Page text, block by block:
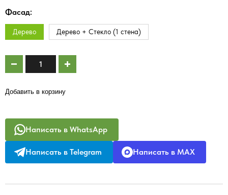
Фасад:
Дерево Дерево + Стекло (1 стена)
Добавить в корзину
Написать в WhatsApp
Написать в Telegram Написать в MAX